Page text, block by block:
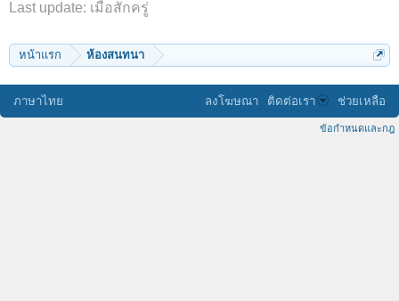
Last update: เมื่อสักครู่
หน้าแรก ห้องสนทนา
ภาษาไทย ลงโฆษณา ติดต่อเรา ช่วยเหลือ
ข้อกำหนดและกฎ